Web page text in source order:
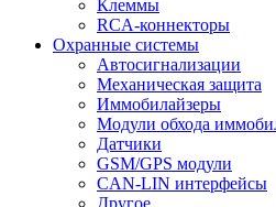
Клеммы
RCA-коннекторы
Охранные системы
Автосигнализации
Механическая защита
Иммобилайзеры
Модули обхода
Датчики
GSM/GPS модули
CAN-LIN интерфейсы
Другое